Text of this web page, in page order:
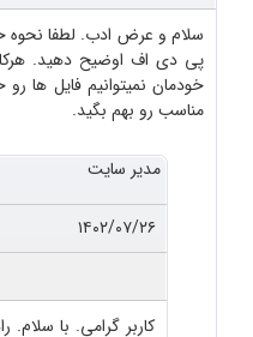
سلام و عرض ادب. لطفا نحوه
پی دی اف اوضیح دهید.
خودمان نمیتوانیم فایل ها
مناسب رو بهم بگید.
مدیر سایت
۱۴۰۲/۰۷/۲۶